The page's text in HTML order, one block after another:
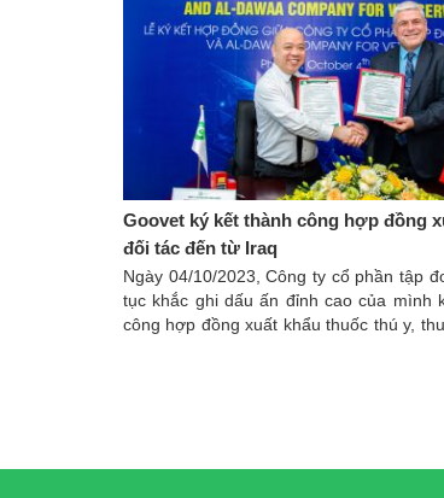
Goovet ký kết thành công hợp đồng
đối tác đến từ Iraq
Ngày 04/10/2023, Công ty cổ phần tập
tục khắc ghi dấu ấn đỉnh cao của mình
công hợp đồng xuất khẩu thuốc thú y,
đối tác AL-Dawaa Company For Vet